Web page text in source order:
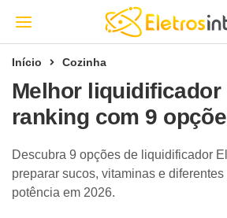
Início Cozinha
Melhor
ranking com 9
Descubra 9 opções de liquidificador
preparar sucos, vitaminas e
potência em 2026.